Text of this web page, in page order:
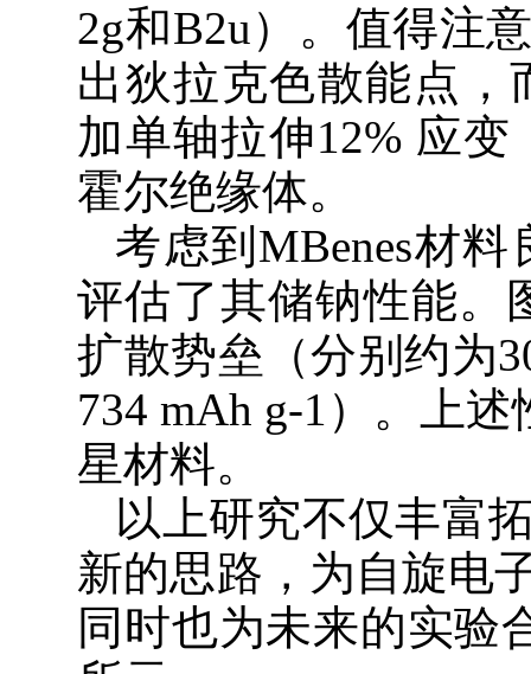
2g和B2u）。值得注
出狄拉克色散能点，
加单轴拉伸12% 应
霍尔绝缘体。
考虑到MBenes材
评估了其储钠性能。
扩散势垒（分别约为
734 mAh g-1）。上
星材料。
以上研究不仅丰富
新的思路，为自旋电
同时也为未来的实验